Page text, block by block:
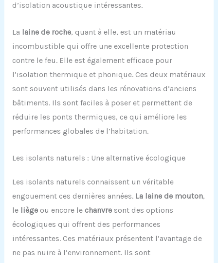
d’isolation acoustique intéressantes.
La laine de roche, quant à elle, est un matériau
incombustible qui offre une excellente protection
contre le feu. Elle est également efficace pour
l’isolation thermique et phonique. Ces deux matériaux
sont souvent utilisés dans les rénovations d’anciens
bâtiments. Ils sont faciles à poser et permettent de
réduire les ponts thermiques, ce qui améliore les
performances globales de l’habitation.
Les isolants naturels : Une alternative écologique
Les isolants naturels connaissent un véritable
engouement ces dernières années. La laine de mouton,
le liègeou encore le chanvresont des options
écologiques qui offrent des performances
intéressantes. Ces matériaux présentent l’avantage de
ne pas nuire à l’environnement. Ils sont